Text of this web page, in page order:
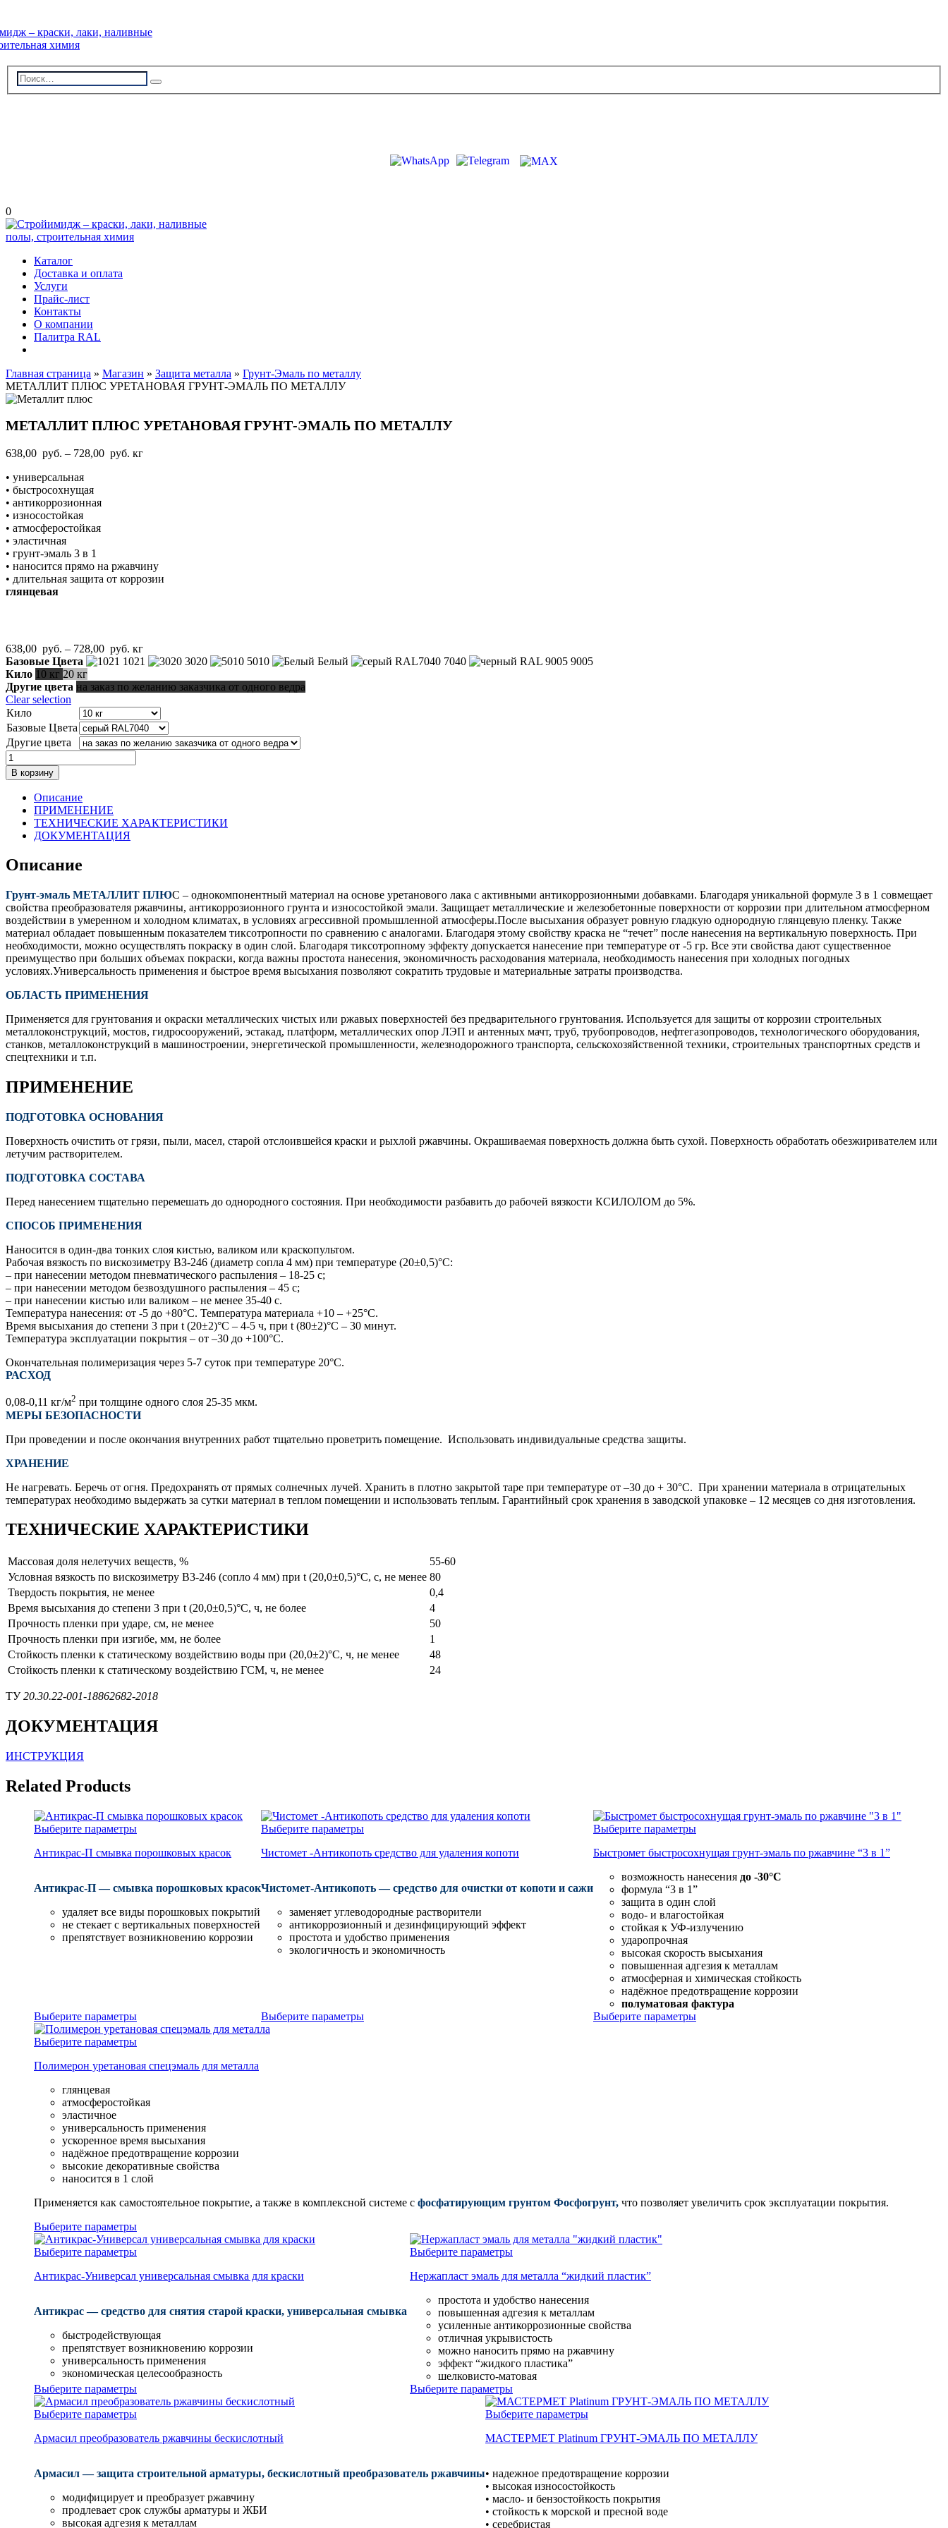
0
Каталог
Доставка и оплата
Услуги
Прайс-лист
Контакты
О компании
Палитра RAL
Главная страница » Магазин » Защита металла » Грунт-Эмаль по металлу
МЕТАЛЛИТ ПЛЮС УРЕТАНОВАЯ ГРУНТ-ЭМАЛЬ ПО МЕТАЛЛУ
МЕТАЛЛИТ ПЛЮС УРЕТАНОВАЯ ГРУНТ-ЭМАЛЬ ПО МЕТАЛЛУ
638,00 руб. – 728,00 руб. Диапазон
кг
• универсальная
• быстросохнущая
• антикоррозионная
• износостойкая
• атмосферостойкая
• эластичная
• грунт-эмаль 3 в 1
• наносится прямо на ржавчину
• длительная защита от коррозии
глянцевая
638,00 руб. – 728,00 руб. Диапазон
цен:
руб.
728,00
руб.
кг
Базовые Цвета
1021 3020 5010 Белый 7040
9005
Кило 10 кг 20 кг
Другие цвета на заказ по желанию заказчика от одного ведра
Clear selection
Кило
Базовые Цвета
Другие цвета
Количество
товара
МЕТАЛЛИТ
ПЛЮС
УРЕТАНОВАЯ
ГРУНТ-
ЭМАЛЬ
МЕТАЛЛУ
В корзину
Описание
ПРИМЕНЕНИЕ
ТЕХНИЧЕСКИЕ ХАРАКТЕРИСТИКИ
ДОКУМЕНТАЦИЯ
Описание
Грунт-эмаль МЕТАЛЛИТ ПЛЮС – однокомпонентный материал на основе уретанового лака с активными антикоррозионными добавками. Благодаря уникальной формуле 3 в 1 совмещает
свойства преобразователя ржавчины, антикоррозионного грунта и износостойкой эмали. Защищает металлические и железобетонные поверхности от коррозии при длительном атмосферном
воздействии в умеренном и холодном климатах, в условиях агрессивной промышленной атмосферы.После высыхания образует ровную гладкую однородную глянцевую пленку. Также
материал обладает повышенным показателем тиксотропности по сравнению с аналогами. Благодаря этому свойству краска не “течет” после нанесения на вертикальную поверхность. При
необходимости, можно осуществлять покраску в один слой. Благодаря тиксотропному эффекту допускается нанесение при температуре от -5 гр. Все эти свойства дают существенное
преимущество при больших объемах покраски, когда важны простота нанесения, экономичность расходования материала, необходимость нанесения при холодных погодных
условиях.Универсальность применения и быстрое время высыхания позволяют сократить трудовые и материальные затраты производства.
ОБЛАСТЬ ПРИМЕНЕНИЯ
Применяется для грунтования и окраски металлических чистых или ржавых поверхностей без предварительного грунтования. Используется для защиты от коррозии строительных
металлоконструкций, мостов, гидросооружений, эстакад, платформ, металлических опор ЛЭП и антенных мачт, труб, трубопроводов, нефтегазопроводов, технологического оборудования,
станков, металлоконструкций в машиностроении, энергетической промышленности, железнодорожного транспорта, сельскохозяйственной техники, строительных транспортных средств и
спецтехники и т.п.
ПРИМЕНЕНИЕ
ПОДГОТОВКА ОСНОВАНИЯ
Поверхность очистить от грязи, пыли, масел, старой отслоившейся краски и рыхлой ржавчины. Окрашиваемая поверхность должна быть сухой. Поверхность обработать обезжиривателем или
летучим растворителем.
ПОДГОТОВКА СОСТАВА
Перед нанесением тщательно перемешать до однородного состояния. При необходимости разбавить до рабочей вязкости КСИЛОЛОМ до 5%.
СПОСОБ ПРИМЕНЕНИЯ
Наносится в один-два тонких слоя кистью, валиком или краскопультом.
Рабочая вязкость по вискозиметру ВЗ-246 (диаметр сопла 4 мм) при температуре (20±0,5)°С:
– при нанесении методом пневматического распыления – 18-25 с;
– при нанесении методом безвоздушного распыления – 45 с;
– при нанесении кистью или валиком – не менее 35-40 с.
Температура нанесения: от -5 до +80°С. Температура материала +10 – +25°С.
Время высыхания до степени 3 при t (20±2)°С – 4-5 ч, при t (80±2)°С – 30 минут.
Температура эксплуатации покрытия – от –30 до +100°С.
Окончательная полимеризация через 5-7 суток при температуре 20°С.
РАСХОД
0,08-0,11 кг/м2 при толщине одного слоя 25-35 мкм.
МЕРЫ БЕЗОПАСНОСТИ
При проведении и после окончания внутренних работ тщательно проветрить помещение. Использовать индивидуальные средства защиты.
ХРАНЕНИЕ
Не нагревать. Беречь от огня. Предохранять от прямых солнечных лучей. Хранить в плотно закрытой таре при температуре от –30 до + 30°С. При хранении материала в отрицательных
температурах необходимо выдержать за сутки материал в теплом помещении и использовать теплым. Гарантийный срок хранения в заводской упаковке – 12 месяцев со дня изготовления.
ТЕХНИЧЕСКИЕ ХАРАКТЕРИСТИКИ
Массовая доля нелетучих веществ, %
55-60
Условная вязкость по вискозиметру В3-246 (сопло 4 мм) при t (20,0±0,5)°С, с, не менее 80
Твердость покрытия, не менее
0,4
Время высыхания до степени 3 при t (20,0±0,5)°С, ч, не более
4
Прочность пленки при ударе, см, не менее
50
Прочность пленки при изгибе, мм, не более
1
Стойкость пленки к статическому воздействию воды при (20,0±2)°С, ч, не менее
48
Стойкость пленки к статическому воздействию ГСМ, ч, не менее
24
ТУ20.30.22-001-18862682-2018
ДОКУМЕНТАЦИЯ
ИНСТРУКЦИЯ
Related Products
Выберите параметры
Антикрас-П смывка порошковых красок
Антикрас-П — смывка порошковых красок
удаляет все виды порошковых покрытий
не стекает с вертикальных поверхностей
препятствует возникновению коррозии
Выберите параметры
Выберите параметры
Чистомет -Антикопоть средство для удаления копоти
Чистомет-Антикопоть — средство для очистки от копоти и сажи
заменяет углеводородные растворители
антикоррозионный и дезинфицирующий эффект
простота и удобство применения
экологичность и экономичность
Выберите параметры
Выберите параметры
Быстромет быстросохнущая грунт-эмаль по ржавчине “3 в 1”
возможность нанесения до -30°С
формула “3 в 1”
защита в один слой
водо- и влагостойкая
стойкая к УФ-излучению
ударопрочная
высокая скорость высыхания
повышенная адгезия к металлам
атмосферная и химическая стойкость
надёжное предотвращение коррозии
полуматовая фактура
Выберите параметры
Выберите параметры
Полимерон уретановая спецэмаль для металла
глянцевая
атмосферостойкая
эластичное
универсальность применения
ускоренное время высыхания
надёжное предотвращение коррозии
высокие декоративные свойства
наносится в 1 слой
Применяется как самостоятельное покрытие, а также в комплексной системе с фосфатирующим грунтом Фосфогрунт, что позволяет увеличить срок эксплуатации покрытия.
Выберите параметры
Выберите параметры
Антикрас-Универсал универсальная смывка для краски
Антикрас — средство для снятия старой краски, универсальная смывка
быстродействующая
препятствует возникновению коррозии
универсальность применения
экономическая целесообразность
Выберите параметры
Выберите параметры
Нержапласт эмаль для металла “жидкий пластик”
простота и удобство нанесения
повышенная адгезия к металлам
усиленные антикоррозионные свойства
отличная укрывистость
можно наносить прямо на ржавчину
эффект “жидкого пластика”
шелковисто-матовая
Выберите параметры
Выберите параметры
Армасил преобразователь ржавчины бескислотный
Армасил — защита строительной арматуры, бескислотный преобразователь ржавчины
модифицирует и преобразует ржавчину
продлевает срок службы арматуры и ЖБИ
высокая адгезия к металлам
Выберите параметры
МАСТЕРМЕТ Platinum ГРУНТ-ЭМАЛЬ ПО МЕТАЛЛУ
• надежное предотвращение коррозии
• высокая износостойкость
• масло- и бензостойкость покрытия
• стойкость к морской и пресной воде
• серебристая